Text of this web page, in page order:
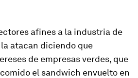
afines a la industria de
atacan diciendo que
de empresas verdes, que
el sandwich envuelto en